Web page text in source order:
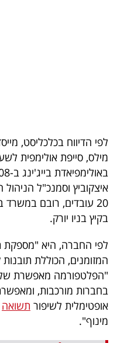
פודקאסט
40
UNDER
40
שיתופי
פעולה
דרושים
לפי הדיווח בכלכליסט,
מילס, סייפת אולימפית
איצקוביץ וסמנכ"ל
20 עובדים, רובם
בקיץ בניו יורק.
לפי החברה, היא "מספקת
המזומנים, הכוללת
"הפלטפורמה מאפשרת
בחברות מורכבות,
אופטימלית לשיפור תשואה
מינוף".